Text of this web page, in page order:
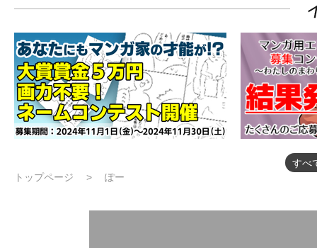
すべ
トップページ
ぽー